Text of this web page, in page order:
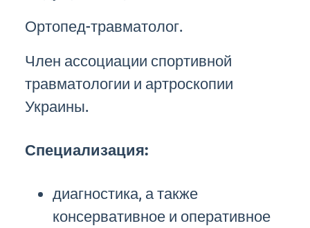
Ортопед-травматолог.
Член ассоциации спортивной
травматологии и артроскопии
Украины.
Специализация:
диагностика, а также
консервативное и оперативное